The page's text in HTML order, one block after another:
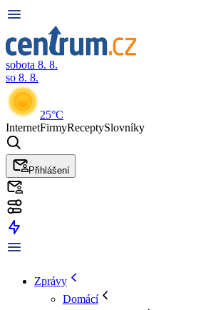
sobota 8. 8.
so 8. 8.
25°C
InternetFirmyReceptySlovníky
Přihlášení
Zprávy
Domácí